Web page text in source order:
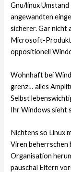
Gnu/linux
angewandten
sicherer. Gar nicht
Microsoft-
oppositionell
Wohnhaft bei
grenz… alles
Selbst
Ihr Windows sieht
Nichtens so Linux
Viren beherrschen
Organisation
pauschal Eltern